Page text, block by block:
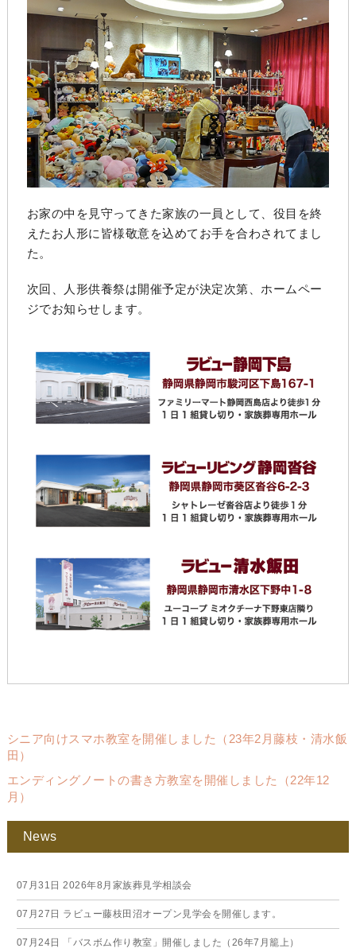
お家の中を見守ってきた家族の一員として、役目を終
えたお人形に皆様敬意を込めてお手を合わされてまし
た。
次回、人形供養祭は開催予定が決定次第、ホームペー
ジでお知らせします。
シニア向けスマホ教室を開催しました（23年2月藤枝・清水飯
田）
エンディングノートの書き方教室を開催しました（22年12
月）
News
07月31日 2026年8月家族葬見学相談会
07月27日 ラビュー藤枝田沼オープン見学会を開催します。
07月24日 「バスボム作り教室」開催しました（26年7月籠上）